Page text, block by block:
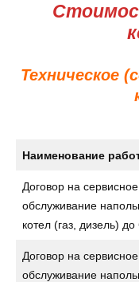
Техническое
Наименование
Договор на сервисное
обслуживание
котел (газ, дизель) до
Договор на сервисное
обслуживание